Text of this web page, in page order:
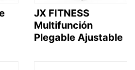
JX FITNESS
Multifunción
Plegable Ajustable